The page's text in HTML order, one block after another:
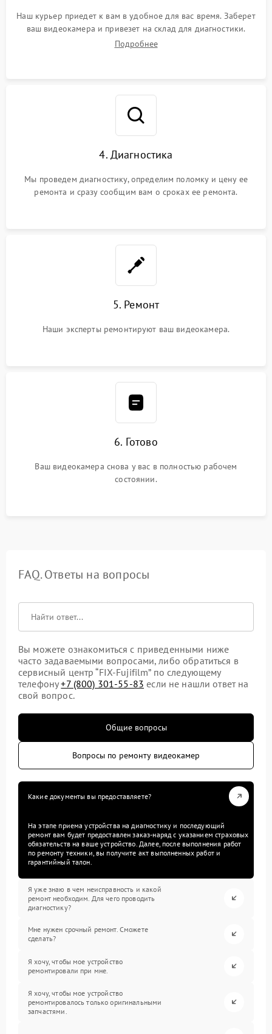
Наш курьер приедет к вам в удобное для вас время. Заберет
ваш видеокамера и привезет на склад для диагностики.
Подробнее
4. Диагностика
Мы проведем диагностику, определим поломку и цену ее
ремонта и сразу сообщим вам о сроках ее ремонта.
5. Ремонт
Наши эксперты ремонтируют ваш видеокамера.
6. Готово
Ваш видеокамера снова у вас в полностью рабочем
состоянии.
FAQ. Ответы на вопросы
Вы можете ознакомиться с приведенными ниже
часто задаваемыми вопросами, либо обратиться в
сервисный центр “FIX-Fujifilm” по следующему
телефону+7 (800) 301-55-83 если не нашли ответ на
свой вопрос.
Общие вопросы
Вопросы по ремонту видеокамер
Какие документы вы предоставляете?
На этапе приема устройства на диагностику и последующий
ремонт вам будет предоставлен заказ-наряд с указанием страховых
обязательств на ваше устройство. Далее, после выполнения работ
по ремонту техники, вы получите акт выполненных работ и
гарантийный талон.
Я уже знаю в чем неисправность и какой
ремонт необходим. Для чего проводить
диагностику?
Мне нужен срочный ремонт. Сможете
сделать?
Я хочу, чтобы мое устройство
ремонтировали при мне.
Я хочу, чтобы мое устройство
ремонтировалось только оригинальными
запчастями.